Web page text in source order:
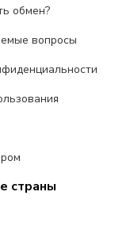
обмен?
вопросы
страны